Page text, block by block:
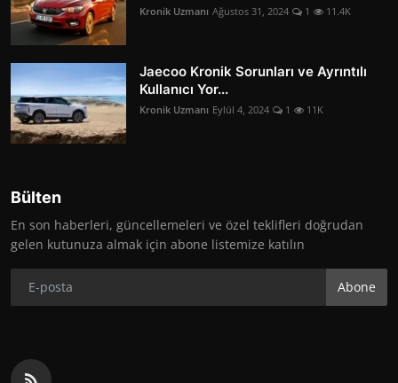
Kronik Uzmanı Ağustos 31, 2024 1 11.4K
Jaecoo Kronik Sorunları ve Ayrıntılı
Kullanıcı Yor...
Kronik Uzmanı Eylül 4, 2024 1 11K
Bülten
En son haberleri, güncellemeleri ve özel teklifleri doğrudan
gelen kutunuza almak için abone listemize katılın
Abone